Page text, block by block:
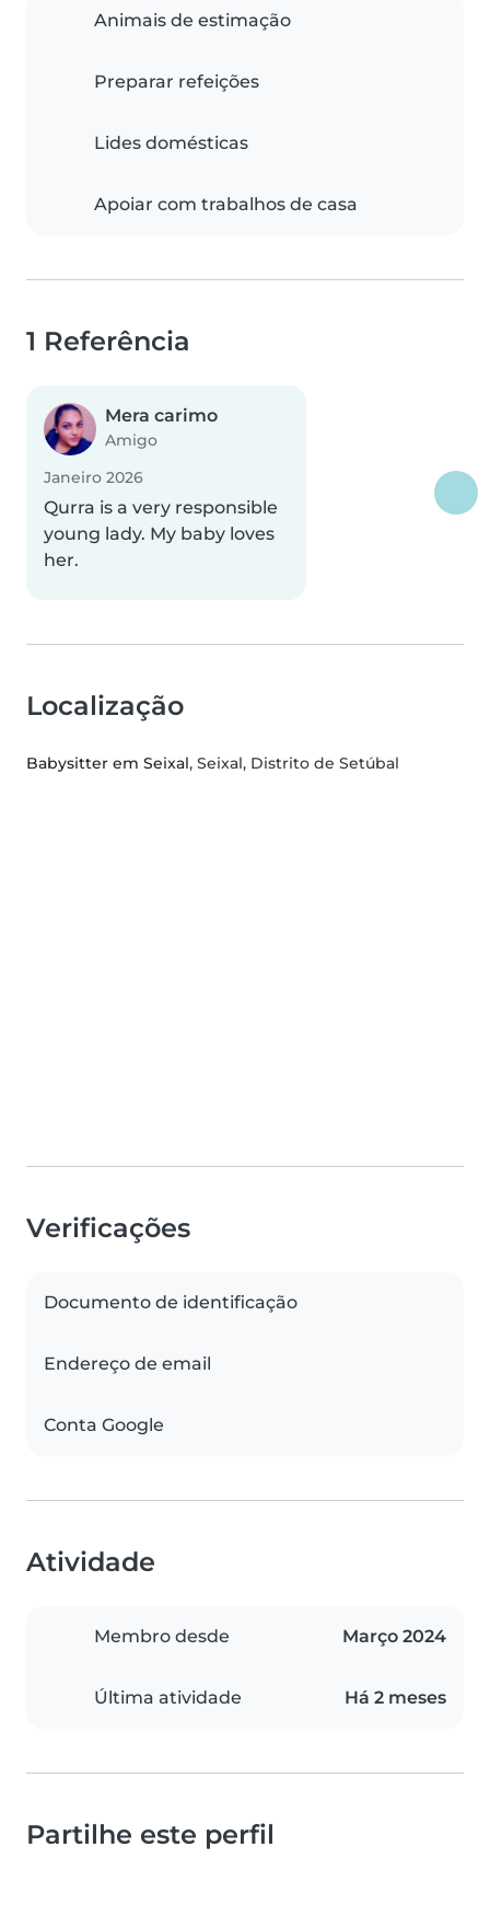
Animais de estimação
Preparar refeições
Lides domésticas
Apoiar com trabalhos de casa
1 Referência
Mera carimo
Amigo
Janeiro 2026
Qurra is a very responsible
young lady. My baby loves
her.
Localização
Babysitter em Seixal, Seixal, Distrito de Setúbal
Verificações
Documento de identificação
Endereço de email
Conta Google
Atividade
Membro desde Março 2024
Última atividade Há 2 meses
Partilhe este perfil